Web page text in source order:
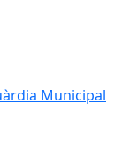
Municipal